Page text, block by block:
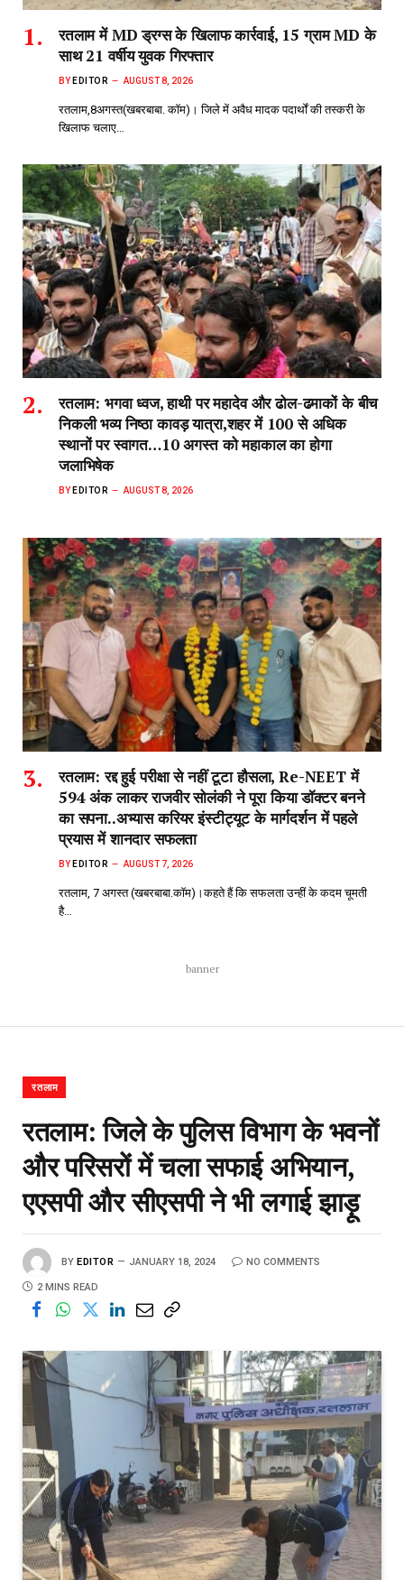
रतलाम में MD ड्रग्स के खिलाफ कार्रवाई, 15 ग्राम MD के
साथ 21 वर्षीय युवक गिरफ्तार
BY EDITOR AUGUST 8, 2026
रतलाम,8अगस्त(खबरबाबा. कॉम)। जिले में अवैध मादक पदार्थों की तस्करी के
खिलाफ चलाए…
रतलाम: भगवा ध्वज, हाथी पर महादेव और ढोल-ढमाकों के बीच
निकली भव्य निष्ठा कावड़ यात्रा,शहर में 100 से अधिक
स्थानों पर स्वागत…10 अगस्त को महाकाल का होगा
जलाभिषेक
BY EDITOR AUGUST 8, 2026
रतलाम: रद्द हुई परीक्षा से नहीं टूटा हौसला, Re-NEET में
594 अंक लाकर राजवीर सोलंकी ने पूरा किया डॉक्टर बनने
का सपना..अभ्यास करियर इंस्टीट्यूट के मार्गदर्शन में पहले
प्रयास में शानदार सफलता
BY EDITOR AUGUST 7, 2026
रतलाम, 7 अगस्त (खबरबाबा.कॉम)।कहते हैं कि सफलता उन्हीं के कदम चूमती
है…
banner
रतलाम
रतलाम: जिले के पुलिस विभाग के भवनों
और परिसरों में चला सफाई अभियान,
एएसपी और सीएसपी ने भी लगाई झाड़ू
BY EDITOR JANUARY 18, 2024 NO COMMENTS
2 MINS READ